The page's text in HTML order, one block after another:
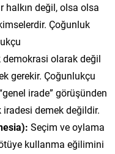
değil, olsa olsa
Çoğunluk
olarak değil
gerekir. Çoğunlukçu
irade” görüşünden
iradesi demek değildir.
Seçim ve oylama
kullanma eğilimini